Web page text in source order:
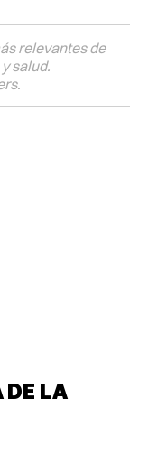
relevantes de
salud.
DE LA